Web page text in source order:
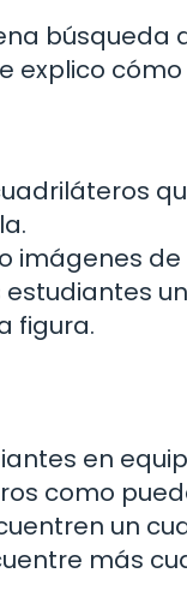
explico
imágenes
estudiantes
figura.
en
como
un
más